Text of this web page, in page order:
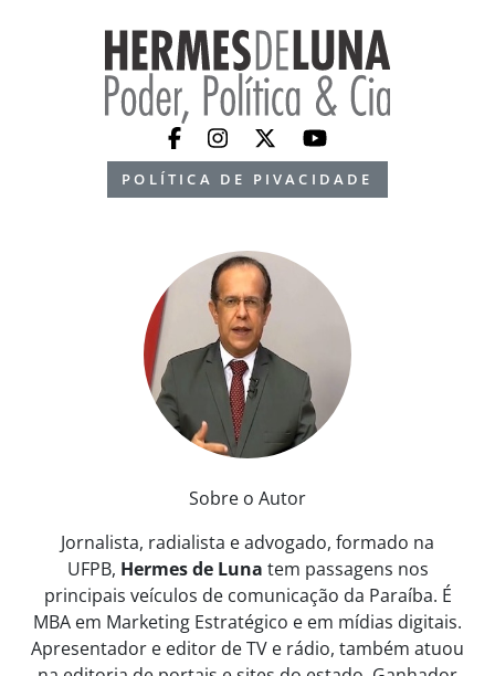
POLÍTICA DE PIVACIDADE
Sobre o Autor
Jornalista, radialista e advogado, formado na
UFPB, Hermes de Luna tem passagens nos
principais veículos de comunicação da Paraíba. É
MBA em Marketing Estratégico e em mídias digitais.
Apresentador e editor de TV e rádio, também atuou